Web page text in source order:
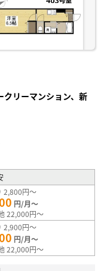
リーマンション、新
2,800円～
円/月～
22,000円～
2,900円～
円/月～
22,000円～